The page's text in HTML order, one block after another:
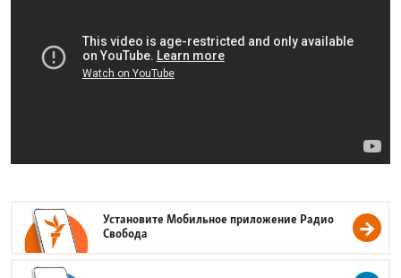
Установите Мобильное приложение Радио
Свобода